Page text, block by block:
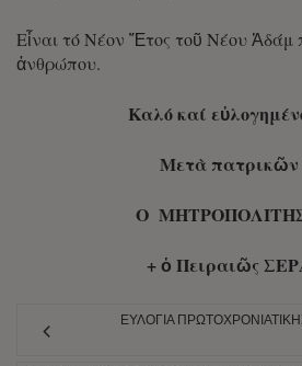
Εἶναι τό Νέον Ἔτος τοῦ Νέου Ἀδάμ
ἀνθρώπου.
Καλό καί
Μετὰ πατρικῶν
Ο
+ ὁ Πειραιῶς
ΕΥΛΟΓΊΑ